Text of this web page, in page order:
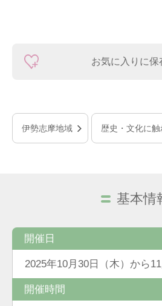
お気に入りに保
伊勢志摩地域 歴史・文化に触
基本情
開催日
2025年10月30日（木）から
開催時間